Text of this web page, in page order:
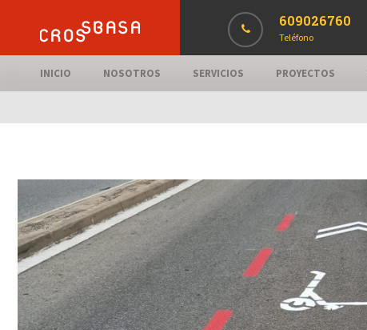
609026760
Teléfono
INICIO NOSOTROS SERVICIOS PROYECTOS